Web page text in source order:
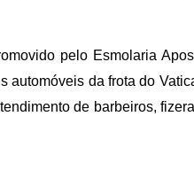
pelo Esmolaria
automóveis da frota do
de barbeiros,